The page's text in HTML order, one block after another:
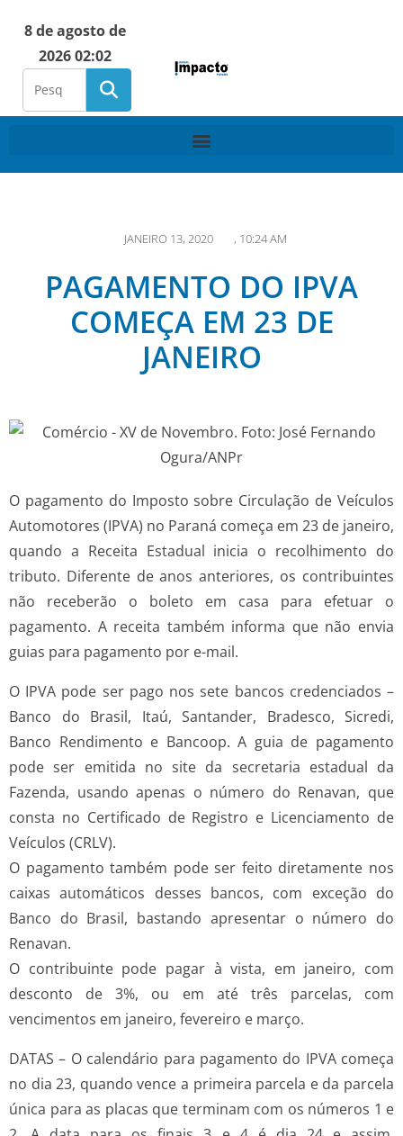
8 de agosto de
2026 02:02
JANEIRO 13, 2020 , 10:24 AM
PAGAMENTO DO IPVA
COMEÇA EM 23 DE
JANEIRO
O pagamento do Imposto sobre Circulação de Veículos
Automotores (IPVA) no Paraná começa em 23 de janeiro,
quando a Receita Estadual inicia o recolhimento do
tributo. Diferente de anos anteriores, os contribuintes
não receberão o boleto em casa para efetuar o
pagamento. A receita também informa que não envia
guias para pagamento por e-mail.
O IPVA pode ser pago nos sete bancos credenciados –
Banco do Brasil, Itaú, Santander, Bradesco, Sicredi,
Banco Rendimento e Bancoop. A guia de pagamento
pode ser emitida no site da secretaria estadual da
Fazenda, usando apenas o número do Renavan, que
consta no Certificado de Registro e Licenciamento de
Veículos (CRLV).
O pagamento também pode ser feito diretamente nos
caixas automáticos desses bancos, com exceção do
Banco do Brasil, bastando apresentar o número do
Renavan.
O contribuinte pode pagar à vista, em janeiro, com
desconto de 3%, ou em até três parcelas, com
vencimentos em janeiro, fevereiro e março.
DATAS – O calendário para pagamento do IPVA começa
no dia 23, quando vence a primeira parcela e da parcela
única para as placas que terminam com os números 1 e